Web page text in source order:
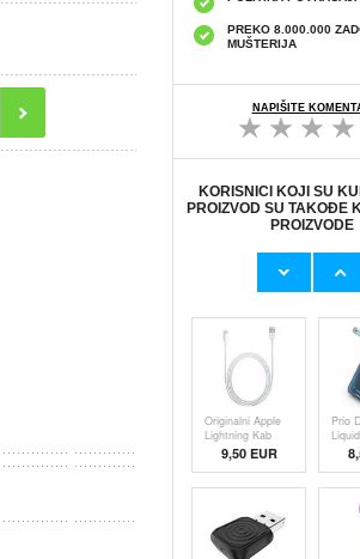
PREKO 8.000.000
MUŠTERIJA
NAPIŠITE
KORISNICI KOJI SU
PROIZVOD SU TAKOĐE
PROIZVODE
Originalni Apple
HHW
Cha
Originalni Apple
Lightning Kab
9,50 EUR
Prio